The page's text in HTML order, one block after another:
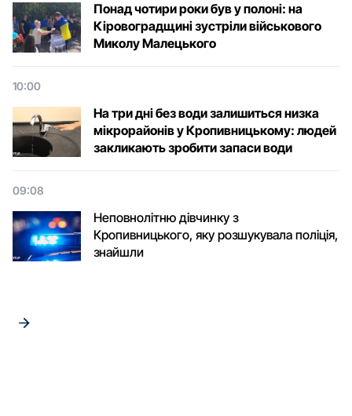
Понад чотири роки був у полоні: на
Кіровоградщині зустріли військового
Микoлу Малецькoгo
10:00
На три дні без води залишиться низка
мікрорайонів у Кропивницькому: людей
закликають зробити запаси води
09:08
Неповнолітню дівчинку з
Кропивницького, яку розшукувала поліція,
знайшли